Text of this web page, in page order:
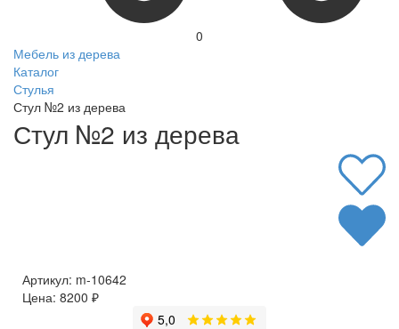
0
Мебель из дерева
Каталог
Стулья
Стул №2 из дерева
Стул №2 из дерева
Артикул: m-10642
Цена: 8200 ₽